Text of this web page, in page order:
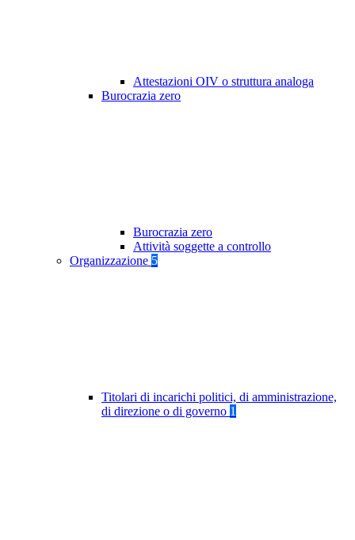
Attestazioni OIV o struttura analoga
Burocrazia zero
Burocrazia zero
Attività soggette a controllo
Organizzazione 5
Titolari di incarichi politici, di amministrazione,
di direzione o di governo 1